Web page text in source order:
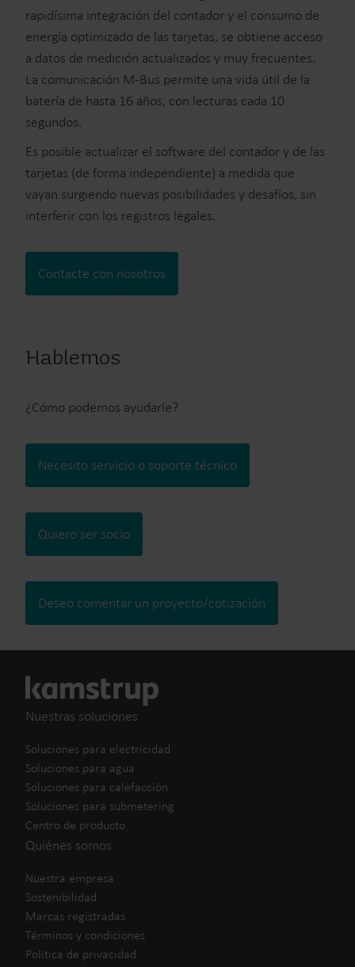
rapidísima integración del contador y el consumo de
energía optimizado de las tarjetas, se obtiene acceso
a datos de medición actualizados y muy frecuentes.
La comunicación M-Bus permite una vida útil de la
batería de hasta 16 años, con lecturas cada 10
segundos.
Es posible actualizar el software del contador y de las
tarjetas (de forma independiente) a medida que
vayan surgiendo nuevas posibilidades y desafíos, sin
interferir con los registros legales.
Contacte con nosotros
Hablemos
¿Cómo podemos ayudarle?
Necesito servicio o soporte técnico
Quiero ser socio
Deseo comentar un proyecto/cotización
Nuestras soluciones
Soluciones para electricidad
Soluciones para agua
Soluciones para calefacción
Soluciones para submetering
Centro de producto
Quiénes somos
Nuestra empresa
Sostenibilidad
Marcas registradas
Términos y condiciones
Política de privacidad